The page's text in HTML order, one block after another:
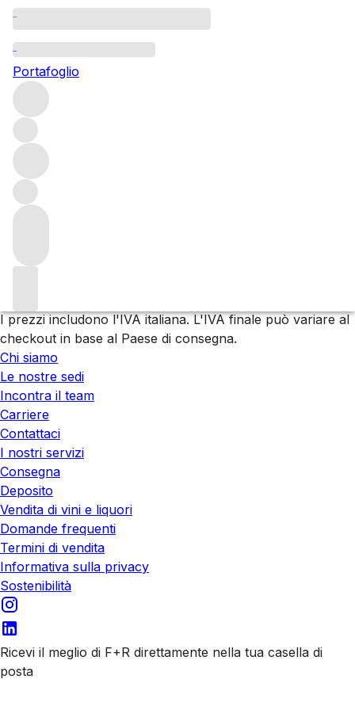
Portafoglio
Mazzei
Filtro
Attendere prego
Stiamo preparando i tuoi contenuti...
I prezzi includono l'IVA italiana. L'IVA finale può variare al
checkout in base al Paese di consegna.
Chi siamo
Le nostre sedi
Incontra il team
Carriere
Contattaci
I nostri servizi
Consegna
Deposito
Vendita di vini e liquori
Domande frequenti
Termini di vendita
Informativa sulla privacy
Sostenibilità
Ricevi il meglio di F+R direttamente nella tua casella di
posta